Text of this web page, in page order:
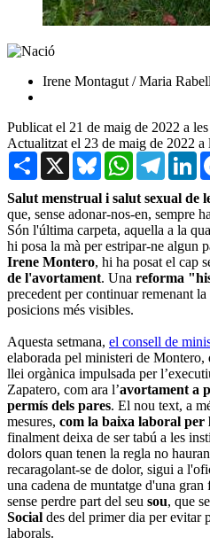
Irene Montagut / Maria
Publicat el 21 de maig de 2022 a
Actualitzat el 23 de maig de 2022 a
Share X BlueskyWhatsApp
Salut menstrual i salut sexual de
que, sense adonar-nos-en, sempre
Són l'última carpeta, aquella a la
hi posa la mà per estripar-ne algun
Irene Montero, hi ha posat el cap
de l'avortament. Una reforma
precedent per continuar remenant
posicions més visibles.
Aquesta setmana, el consell de
elaborada pel ministeri de Montero,
llei orgànica impulsada per
Zapatero, com ara l’avortament a
permís dels pares. El nou text, a
mesures, com la baixa laboral per
finalment deixa de ser tabú a les
dolors quan tenen la regla no
recaragolant-se de dolor, sigui a
una cadena de muntatge d'una gran
sense perdre part del seu sou, que
Social des del primer dia per evitar
laborals.